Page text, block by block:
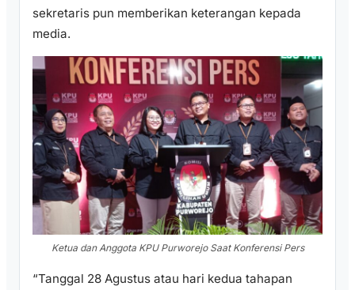
sekretaris pun memberikan keterangan kepada
media.
Ketua dan Anggota KPU Purworejo Saat Konferensi Pers
“Tanggal 28 Agustus atau hari kedua tahapan